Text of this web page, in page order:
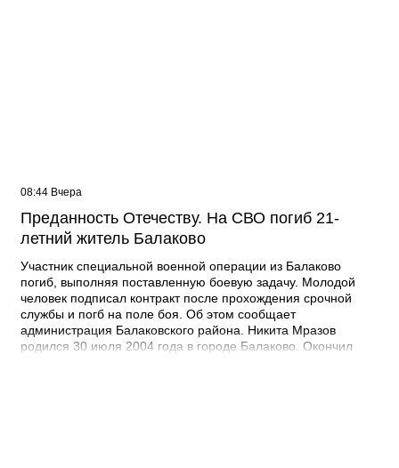
08:44 Вчера
Преданность Отечеству. На СВО погиб 21-
летний житель Балаково
Участник специальной военной операции из Балаково
погиб, выполняя поставленную боевую задачу. Молодой
человек подписал контракт после прохождения срочной
службы и погб на поле боя. Об этом сообщает
администрация Балаковского района. Никита Мразов
родился 30 июля 2004 года в городе Балаково. Окончил